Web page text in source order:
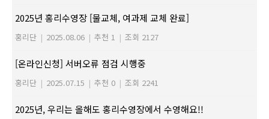
2025년 홍리수영장 [물교체, 여과제 교체 완료]
홍리단 | 2025.08.06 | 추천 1 | 조회 2127
[온라인신청] 서버오류 점검 시행중
홍리단 | 2025.07.15 | 추천 0 | 조회 2241
2025년, 우리는 올해도 홍리수영장에서 수영해요!!